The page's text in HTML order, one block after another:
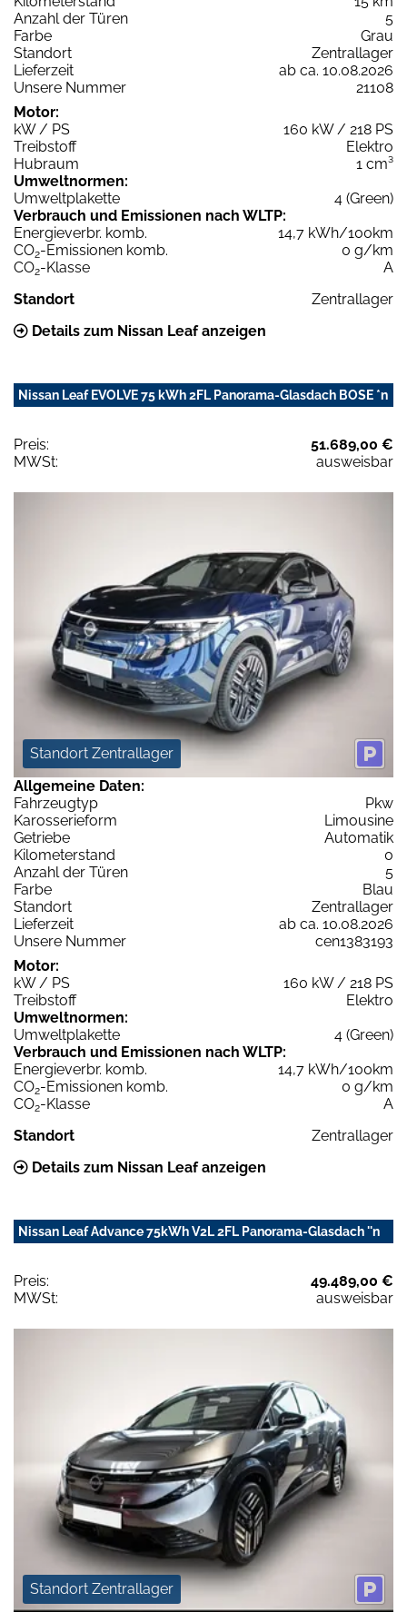
Anzahl der Türen
5
Farbe
Grau
Standort
Zentrallager
Lieferzeit
ab ca. 10.08.2026
Unsere Nummer
21108
Motor:
kW / PS
160 kW / 218 PS
Treibstoff
Elektro
Hubraum
1 cm³
Umweltnormen:
Umweltplakette
4 (Green)
Verbrauch und Emissionen nach WLTP:
Energieverbr. komb.
14,7 kWh/100km
CO2-Emissionen komb.
0 g/km
CO2-Klasse
A
Standort
Zentrallager
Details zum Nissan Leaf anzeigen
Nissan Leaf EVOLVE 75 kWh 2FL Panorama-Glasdach BOSE *n
Preis:
51.689,00 €
MWSt:
ausweisbar
Standort Zentrallager
Allgemeine Daten:
Fahrzeugtyp
Pkw
Karosserieform
Limousine
Getriebe
Automatik
Kilometerstand
0
Anzahl der Türen
5
Farbe
Blau
Standort
Zentrallager
Lieferzeit
ab ca. 10.08.2026
Unsere Nummer
cen1383193
Motor:
kW / PS
160 kW / 218 PS
Treibstoff
Elektro
Umweltnormen:
Umweltplakette
4 (Green)
Verbrauch und Emissionen nach WLTP:
Energieverbr. komb.
14,7 kWh/100km
CO2-Emissionen komb.
0 g/km
CO2-Klasse
A
Standort
Zentrallager
Details zum Nissan Leaf anzeigen
Nissan Leaf Advance 75kWh V2L 2FL Panorama-Glasdach ''n
Preis:
49.489,00 €
MWSt:
ausweisbar
Standort Zentrallager